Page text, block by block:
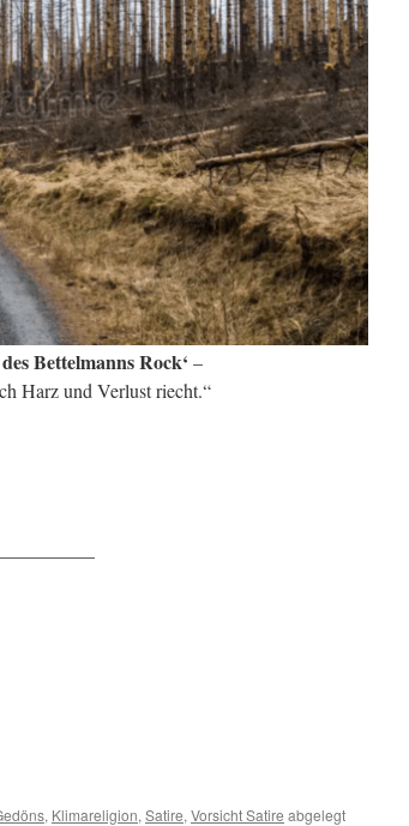
Bettelmanns Rock‘ –
Harz und Verlust riecht.“
, Klimareligion, Satire, Vorsicht Satire abgelegt